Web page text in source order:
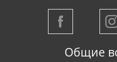
Общие